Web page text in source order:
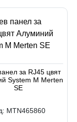
за RJ45 цвят
System M Merten
SE
MTN465860